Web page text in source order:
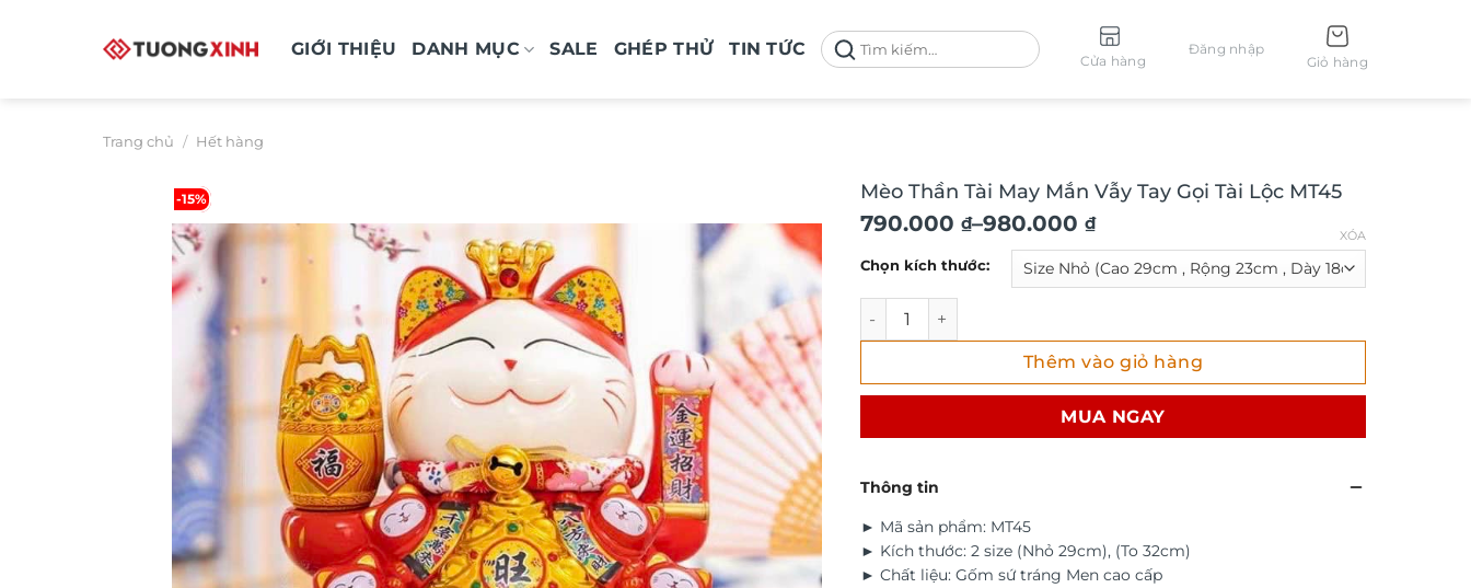
GIỚI THIỆU DANH MỤC SALE GHÉP THỬ TIN TỨC
Tìm
kiếm:
Cửa hàng
Đăng nhập
Giỏ hàng
Trang chủ / Hết hàng
-15% Mèo Thần Tài May Mắn Vẫy Tay Gọi Tài Lộc MT45
790.000 ₫–980.000 ₫
Khoảng
giá:
790.000 ₫
980.000 ₫
Chọn kích thước:
XÓA
Mèo Thần Tài May Mắn Vẫy Tay Gọi Tài Lộc MT45 số lượng
Thêm vào giỏ hàng
MUA NGAY
Thông tin
► Mã sản phẩm: MT45
► Kích thước: 2 size (Nhỏ 29cm), (To 32cm)
► Chất liệu: Gốm sứ tráng Men cao cấp